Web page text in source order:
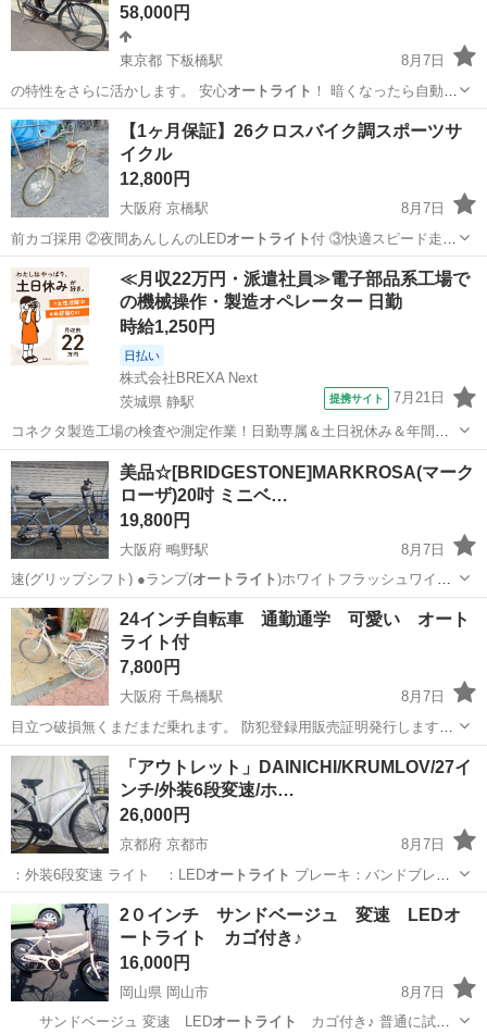
58,000円
東京都 下板橋駅
8月7日
の特性をさらに活かします。 安心オートライト ！ 暗くなったら自動で
ライトが点灯…
東京 豊島区 下板橋駅 電動アシスト自転車 バッテリー
【1ヶ月保証】26クロスバイク調スポーツサ
イクル
12,800円
大阪府 京橋駅
8月7日
前カゴ採用 ②夜間あんしんのLEDオートライト付 ③快適スピード走行
のレボシフト…
大阪 大阪市 京橋駅 クロスバイク レボシフト
≪月収22万円・派遣社員≫電子部品系工場で
の機械操作・製造オペレーター 日勤
時給1,250円
日払い
株式会社BREXA Next
茨城県 静駅
提携サイト 7月21日
コネクタ製造工場の検査や測定作業！日勤専属＆土日祝休み＆年間休
日128日★クリーンルーム内作業★マイカー通勤OK＆無料駐車場あり
★就業先食堂利用可！日払い制度あり！《茨城県常陸大宮市》 人気の
工場のお仕事 ◇コネクタ製造工...
茨城 常陸大宮市
美品☆[BRIDGESTONE]MARKROSA(マーク
ローザ)20吋 ミニベ…
19,800円
大阪府 鴫野駅
8月7日
速(グリップシフト) ●ランプ(オートライト)ホワイトフラッシュワイド
ミニ点灯…
大阪 大阪市 鴫野駅 自転車
24インチ自転車 通勤通学 可愛い オート
ライト付
7,800円
大阪府 千鳥橋駅
8月7日
目立つ破損無くまだまだ乗れます。 防犯登録用販売証明発行します。
税込8680円
大阪 大阪市 千鳥橋駅 その他
「アウトレット」DAINICHI/KRUMLOV/27イ
ンチ/外装6段変速/ホ…
26,000円
京都府 京都市
8月7日
：外装6段変速 ライト ：LEDオートライト ブレーキ：バンドブレー
キ 鍵…
京都 京都市 その他 DAINICHI
2０インチ サンドベージュ 変速 LEDオ
ートライト カゴ付き♪
16,000円
岡山県 岡山市
8月7日
サンドベージュ 変速 LEDオートライト
カゴ付き♪ 普通に試乗